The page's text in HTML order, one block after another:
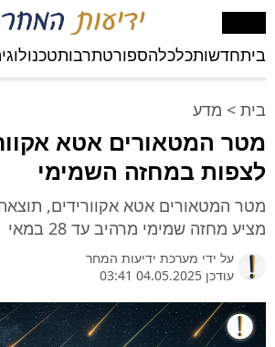
ביתחדשותכלכלהספורטתרבות
בית > מדע
מטר המטאורים אטא
לצפות במחזה השמימי
מטר המטאורים אטא אקוורידים,
מציע מחזה שמימי מרהיב עד 28 במאי
על ידי מערכת ידיעות המחר
עודכן 04.05.2025 03:41